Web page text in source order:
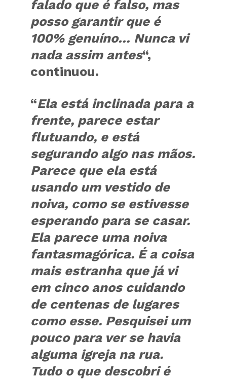
falado que é falso, mas
posso garantir que é
100% genuíno… Nunca vi
nada assim antes“,
continuou.
“Ela está inclinada para a
frente, parece estar
flutuando, e está
segurando algo nas mãos.
Parece que ela está
usando um vestido de
noiva, como se estivesse
esperando para se casar.
Ela parece uma noiva
fantasmagórica. É a coisa
mais estranha que já vi
em cinco anos cuidando
de centenas de lugares
como esse. Pesquisei um
pouco para ver se havia
alguma igreja na rua.
Tudo o que descobri é